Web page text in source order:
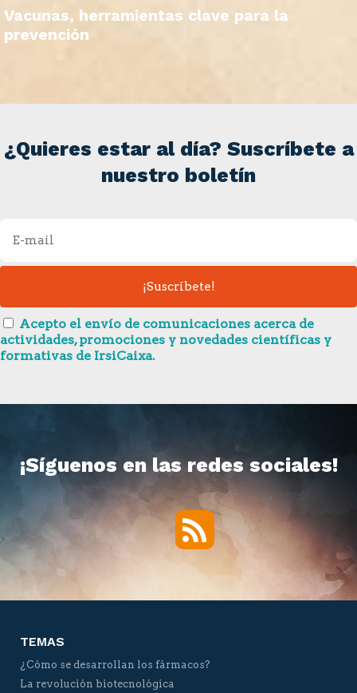
Vacunas, herramientas clave para la
prevención
¿Quieres estar al día? Suscríbete a
nuestro boletín
Acepto el envío de comunicaciones acerca de
actividades, promociones y novedades científicas y
formativas de IrsiCaixa.
¡Síguenos en las redes sociales!
RSS
TEMAS
¿Cómo se desarrollan los fármacos?
La revolución biotecnológica